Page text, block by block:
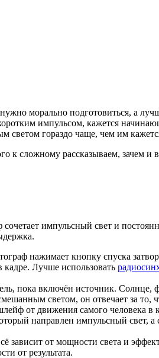
морально подготовиться, а
импульсом, кажется
гораздо чаще, чем им
к сложному рассказываем, зачем и
импульсный свет и
нажимает кнопку спуска
кадре. Лучше использовать
пока включён источник. Солнце,
светом, он отвечает за
от движения самого человека в
направлен импульсный свет,
от мощности света и
от результата.